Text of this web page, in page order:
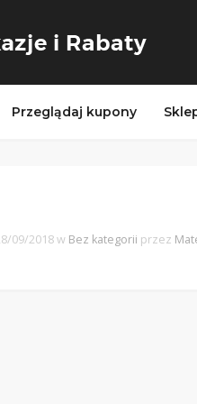
Przeglądaj kupony
09/2018 w Bez kategorii przez